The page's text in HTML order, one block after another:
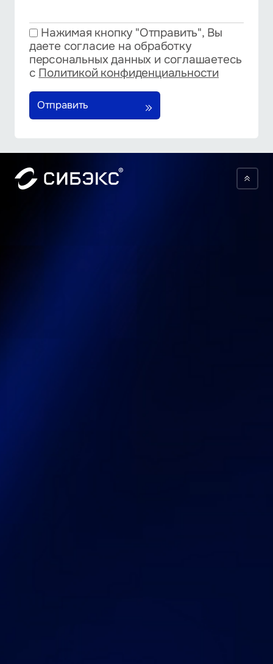
Нажимая кнопку "Отправить", Вы
даете согласие на обработку
персональных данных и соглашаетесь
с Политикой конфиденциальности
Отправить